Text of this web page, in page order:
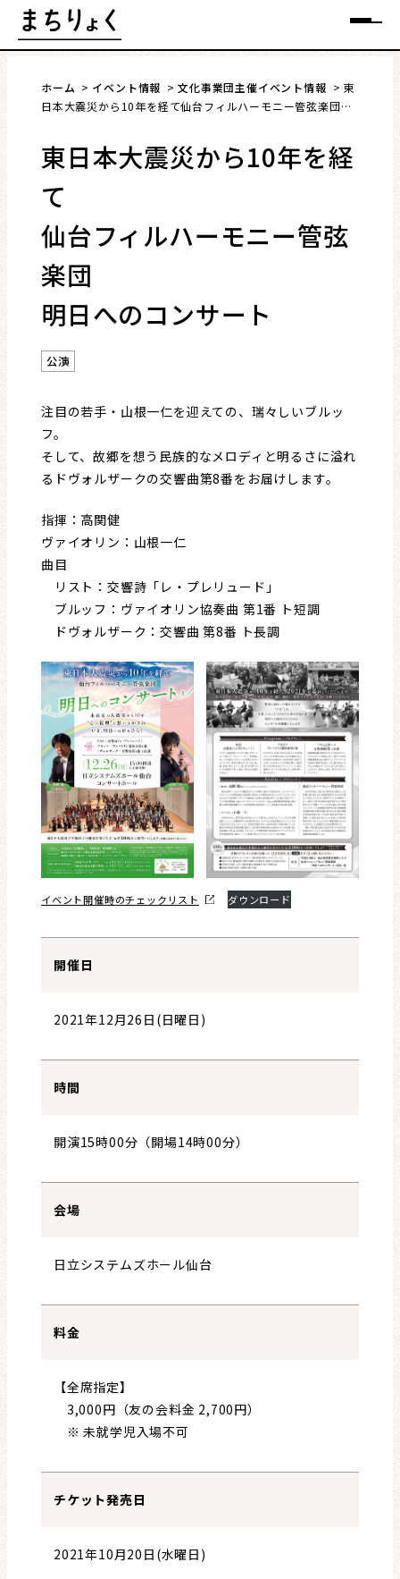
Skip
to
メニュー
まちを語る
インタビュー
レビュー・レコメンド
まちりょくについて
ホーム イベント情報 文化事業団主催イベント情報
東
日本大震災から10年を経て仙台フィルハーモニー管弦楽団明
東日本大震災から10年を経
て
仙台フィルハーモニー管弦
楽団
明日へのコンサート
公演
注目の若手・山根一仁を迎えての、瑞々しいブルッ
フ。
そして、故郷を想う民族的なメロディと明るさに溢れ
るドヴォルザークの交響曲第8番をお届けします。
指揮：高関健
ヴァイオリン：山根一仁
曲目
リスト：交響詩「レ・プレリュード」
ブルッフ：ヴァイオリン協奏曲 第1番 ト短調
ドヴォルザーク：交響曲 第8番 ト長調
イベント開催時のチェックリスト ダウンロード
開催日
2021年12月26日(日曜日)
時間
開演15時00分（開場14時00分）
会場
日立システムズホール仙台
料金
【全席指定】
3,000円（友の会料金 2,700円）
※ 未就学児入場不可
チケット発売日
2021年10月20日(水曜日)